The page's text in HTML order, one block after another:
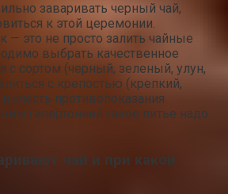
заваривать черный чай,
к этой церемонии.
— это не просто залить чайные
выбрать качественное
с сортом (черный, зеленый, улун,
с крепостью (крепкий,
учесть противопоказания
гипертонией такое питье надо
чай и при какой